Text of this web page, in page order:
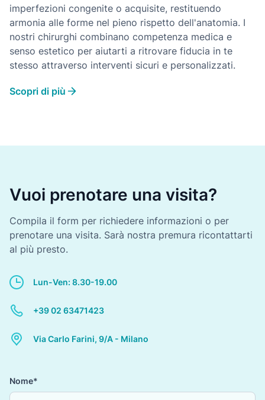
imperfezioni congenite o acquisite, restituendo
armonia alle forme nel pieno rispetto dell'anatomia. I
nostri chirurghi combinano competenza medica e
senso estetico per aiutarti a ritrovare fiducia in te
stesso attraverso interventi sicuri e personalizzati.
Scopri di più
Vuoi prenotare una visita?
Compila il form per richiedere informazioni o per
prenotare una visita. Sarà nostra premura ricontattarti
al più presto.
Lun-Ven: 8.30-19.00
+39 02 63471423
Via Carlo Farini, 9/A - Milano
Nome*